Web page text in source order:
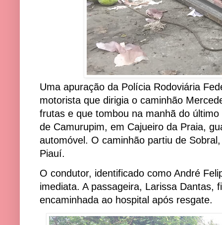
Uma apuração da Polícia Rodoviária
motorista que dirigia o caminhão
frutas e que tombou na manhã do
de Camurupim, em Cajueiro da Praia,
automóvel. O caminhão partiu de
Piauí.
O condutor, identificado como André
imediata. A passageira, Larissa Dantas,
encaminhada ao hospital após resgate.